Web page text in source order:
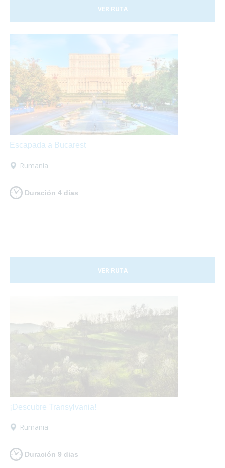
se convierte en una fiesta continua de luces, música y
fuegos artificiales por todos los rincones. ¡Te proponemos
VER RUTA
Escapada a Bucarest
Rumania
Duración 4 dias
VER RUTA
¡Descubre Transylvania!
Rumania
Duración 9 dias